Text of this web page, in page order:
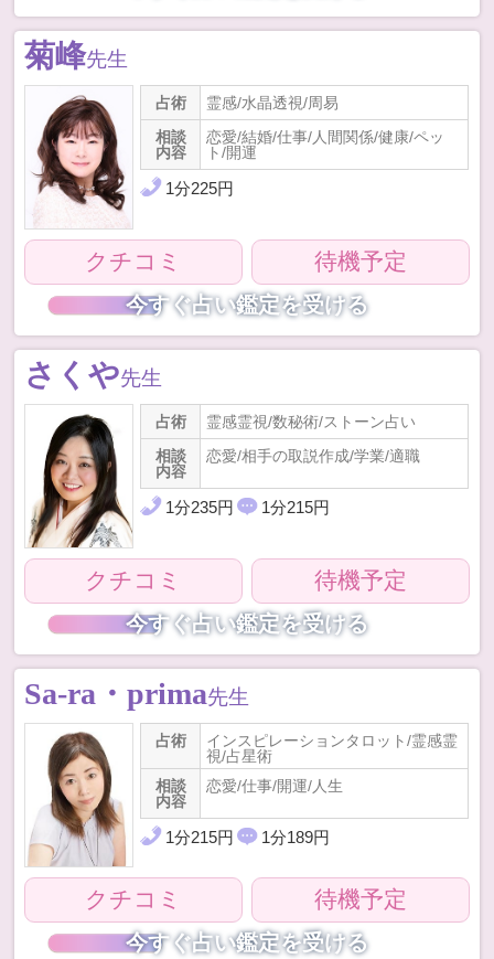
菊峰先生
占術
霊感/水晶透視/周易
相談
内容
恋愛/結婚/仕事/人間関係/健康/ペッ
ト/開運
1分225円
クチコミ 待機予定
今すぐ占い鑑定を受ける
さくや先生
占術
霊感霊視/数秘術/ストーン占い
相談
内容
恋愛/相手の取説作成/学業/適職
1分235円 1分215円
クチコミ 待機予定
今すぐ占い鑑定を受ける
Sa-ra・prima先生
占術
インスピレーションタロット/霊感霊
視/占星術
相談
内容
恋愛/仕事/開運/人生
1分215円 1分189円
クチコミ 待機予定
今すぐ占い鑑定を受ける